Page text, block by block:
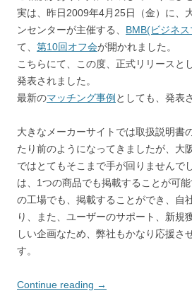
実は、昨日2009年4月25日（金）に、
ンセンターが主催する、 BMB(ビジネ
て、 第10回オフ会が開かれました。
こちらにて、この度、正式リリースと
発表されました。
最新のマッチング事例 としても、発表
大きなメーカーサイトでは取扱説明書
たり前のようになってきましたが、大
ではとてもそこまで手が回りませんで
は、1つの商品でも掲載することが可
の工場でも、掲載することができ、自
り、また、ユーザーのサポート、新規
しい企画なため、弊社もかなり応援さ
す。
Continue reading →